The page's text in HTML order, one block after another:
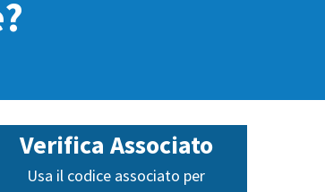
Verifica Associato
Usa il codice associato per